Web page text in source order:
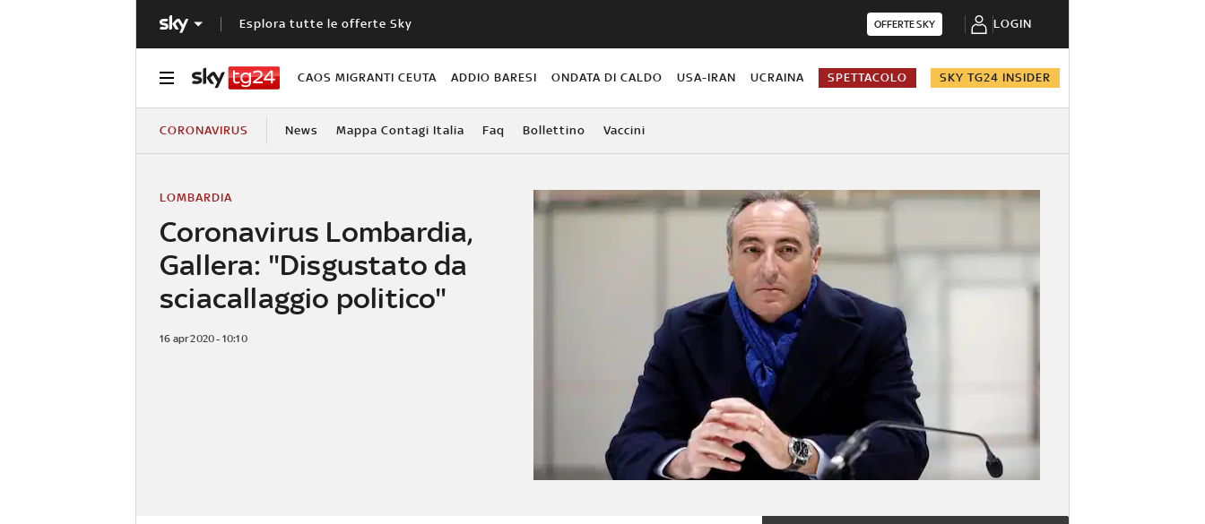
Esplora tutte le offerte Sky OFFERTE SKY LOGIN
CAOS MIGRANTI CEUTA ADDIO BARESI ONDATA DI CALDO USA-IRAN UCRAINA SPETTACOLO SKY TG24 INSIDER
CORONAVIRUS News Mappa Contagi Italia Faq Bollettino Vaccini
Coronavirus Lombardia,
Gallera: "Disgustato da
sciacallaggio politico"
LOMBARDIA
16 apr 2020 - 10:10